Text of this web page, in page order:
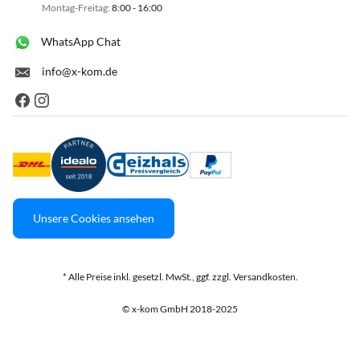
Montag-Freitag: 8:00 - 16:00
WhatsApp Chat
info@x-kom.de
Unsere Cookies ansehen
© x-kom GmbH 2018-2025
* Alle Preise inkl. gesetzl. MwSt., ggf. zzgl. Versandkosten.